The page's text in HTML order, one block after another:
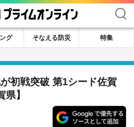
検索
グ そなえる防災
特集
初戦突破 第1シード佐賀
】